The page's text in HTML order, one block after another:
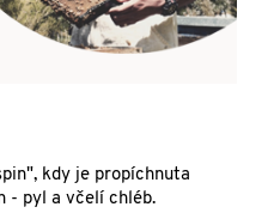
kdy je propíchnuta
- pyl a včelí chléb.